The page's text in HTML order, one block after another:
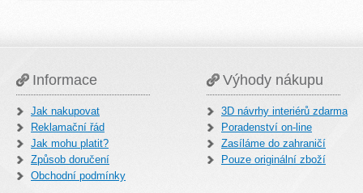
Informace
Jak nakupovat
Reklamační řád
Jak mohu platit?
Způsob doručení
Obchodní podmínky
Výhody nákupu
3D návrhy interiérů zdarma
Poradenství on-line
Zasíláme do zahraničí
Pouze originální zboží